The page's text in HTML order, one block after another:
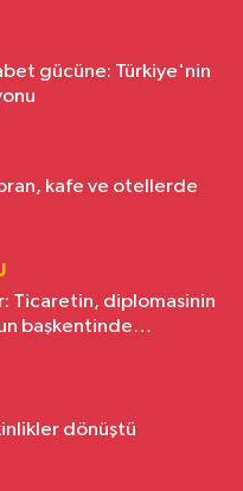
gücüne: Türkiye'nin
kafe ve otellerde
Ticaretin, diplomasinin
başkentinde
dönüştü